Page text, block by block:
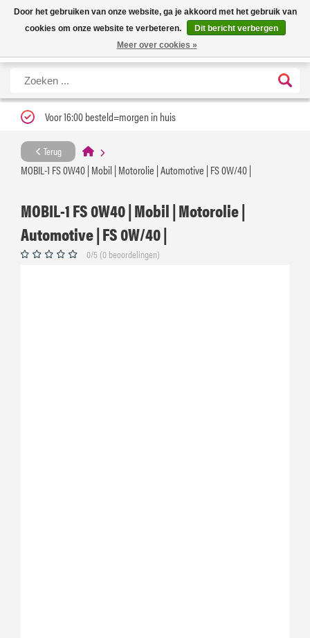
Nieuwe levertijd: 1 tot 3 werkdagen | Nu 25% korting op gehele assortiment
Carfume met kortingscode ''verfrissend''
X
Voor 16:00 besteld=morgen in huis
Terug
MOBIL-1 FS 0W40 | Mobil | Motorolie | Automotive | FS 0W/40 |
MOBIL-1 FS 0W40 | Mobil | Motorolie |
Automotive | FS 0W/40 |
0/5 (0 beoordelingen)
Door het gebruiken van onze website, ga je akkoord met het gebruik van
cookies om onze website te verbeteren.
Dit bericht verbergen
Meer over cookies »